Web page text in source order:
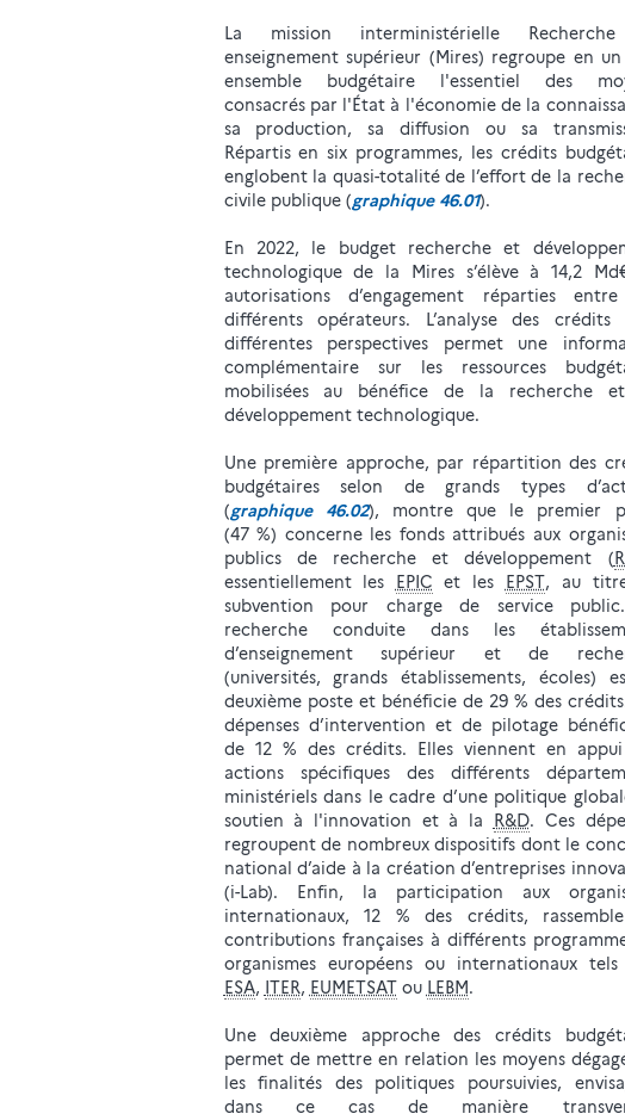
La mission interministérielle
enseignement supérieur (Mires) regroupe en un
ensemble budgétaire l'essentiel des
consacrés par l'État à l'économie de la
sa production, sa diffusion ou sa
Répartis en six programmes, les crédits
englobent la quasi-totalité de l’effort de la
civile publique (graphique 46.01).
En 2022, le budget recherche et
technologique de la Mires s’élève à 14,2
autorisations d’engagement réparties
différents opérateurs. L’analyse des crédits
différentes perspectives permet une
complémentaire sur les ressources
mobilisées au bénéfice de la recherche
développement technologique.
Une première approche, par répartition des
budgétaires selon de grands types
(graphique 46.02), montre que le premier
(47 %) concerne les fonds attribués aux
publics de recherche et développement (
essentiellement les EPIC et les EPST, au
subvention pour charge de service
recherche conduite dans les
d’enseignement supérieur et de
(universités, grands établissements, écoles)
deuxième poste et bénéficie de 29 % des
dépenses d’intervention et de pilotage
de 12 % des crédits. Elles viennent en
actions spécifiques des différents
ministériels dans le cadre d’une politique
soutien à l'innovation et à la R&D. Ces
regroupent de nombreux dispositifs dont le
national d’aide à la création d’entreprises
(i-Lab). Enfin, la participation aux
internationaux, 12 % des crédits,
contributions françaises à différents
organismes européens ou internationaux
ESA, ITER, EUMETSATou LEBM.
Une deuxième approche des crédits
permet de mettre en relation les moyens
les finalités des politiques poursuivies,
dans ce cas de manière